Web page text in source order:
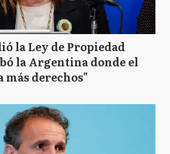
la Ley de Propiedad
la Argentina donde el
derechos"